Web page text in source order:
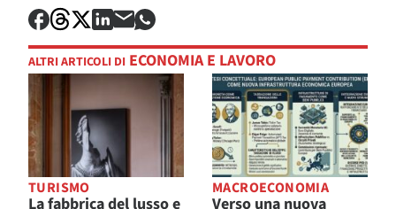
ALTRI ARTICOLI DI ECONOMIA E LAVORO
TURISMO
La fabbrica del lusso e
MACROECONOMIA
Verso una nuova